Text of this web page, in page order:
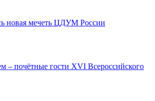
новая мечеть ЦДУМ России
почётные гости XVI Всероссийского